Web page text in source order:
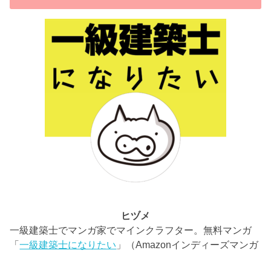
ヒヅメ
一級建築士でマンガ家でマインクラフター。無料マンガ
「一級建築士になりたい 」（Amazonインディーズマンガ